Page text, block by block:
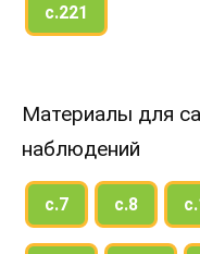
с.221
Материалы для
наблюдений
с.7 с.8